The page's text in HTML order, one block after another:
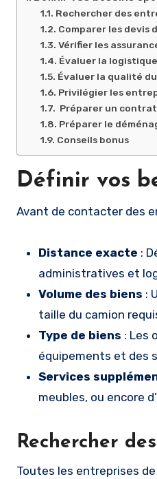
Rechercher des
Comparer les devis
Vérifier les
Évaluer la
Évaluer la qualité
Privilégier les
Préparer un
Préparer le
Conseils bonus
Définir vos
Avant de contacter des
Distance exacte :
administratives et
Volume des biens :
taille du camion
Type de biens : Les
équipements et des
Services
meubles, ou encore
Rechercher
Toutes les entreprises